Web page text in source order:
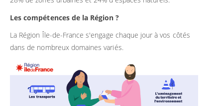
Les compétences de la Région ?
La Région Île-de-France s'engage chaque jour à vos côtés
dans de nombreux domaines variés.